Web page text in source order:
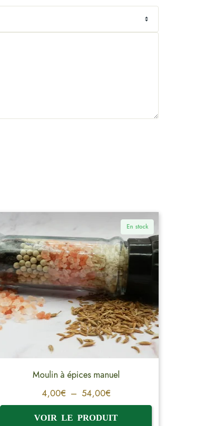
En stock
Moulin à épices manuel
4,00€ – 54,00€